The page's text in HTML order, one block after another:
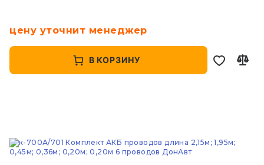
цену уточнит менеджер
В КОРЗИНУ